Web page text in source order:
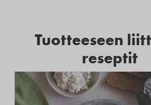
Tuotteeseen
reseptit